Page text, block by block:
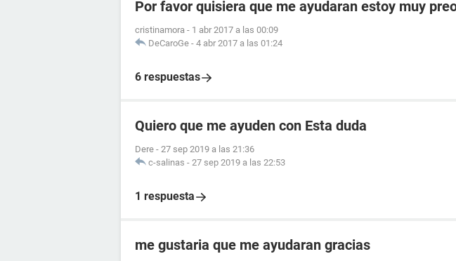
Por favor quisiera que me ayudaran estoy muy
cristinamora - 1 abr 2017 a las 00:09
DeCaroGe - 4 abr 2017 a las 01:24
6 respuestas
Quiero que me ayuden con Esta duda
Dere - 27 sep 2019 a las 21:36
c-salinas - 27 sep 2019 a las 22:53
1 respuesta
me gustaria que me ayudaran gracias